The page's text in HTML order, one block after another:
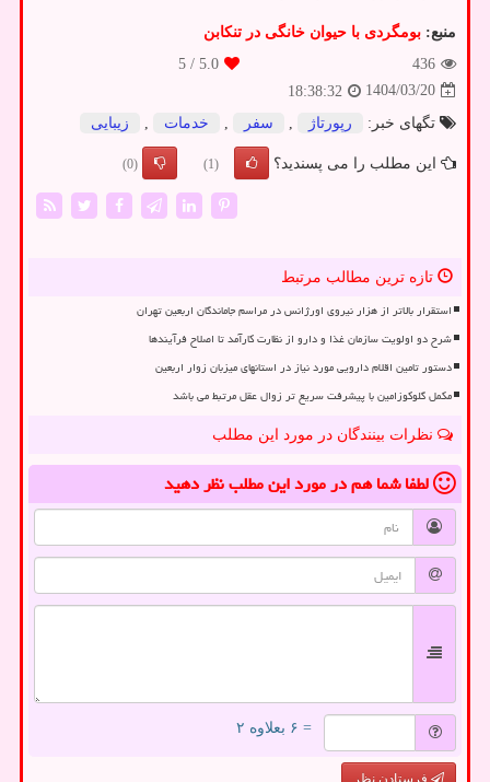
منبع: بومگردی با حیوان خانگی در تنکابن
436
5.0
/ 5
1404/03/20
18:38:32
تگهای خبر:
رپورتاژ , سفر , خدمات , زیبایی
این مطلب را می پسندید؟ (1)
(0)
تازه ترین مطالب مرتبط
استقرار بالاتر از هزار نیروی اورژانس در مراسم جاماندگان اربعین تهران
شرح دو اولویت سازمان غذا و دارو از نظارت کارآمد تا اصلاح فرآیندها
دستور تامین اقلام دارویی مورد نیاز در استانهای میزبان زوار اربعین
مکمل گلوکوزامین با پیشرفت سریع تر زوال عقل مرتبط می باشد
نظرات بینندگان در مورد این مطلب
لطفا شما همدر مورد این مطلبنظر دهید
= ۶ بعلاوه ۲
فرستادن نظر